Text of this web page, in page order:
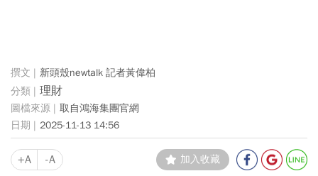
新頭殼newtalk 記者黃偉柏
理財
取自鴻海集團官網
2025-11-13 14:56
+A -A 加入收藏